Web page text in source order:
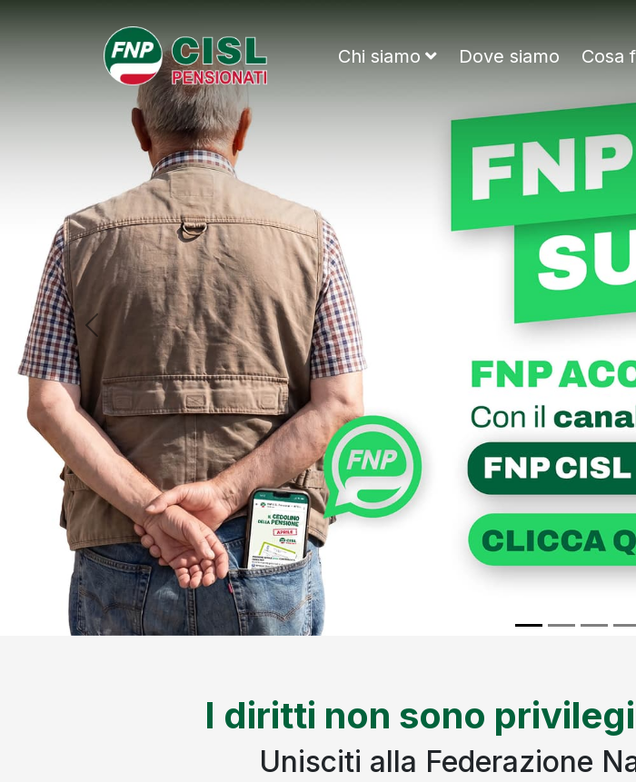
Chi siamo Dove siamo Cosa
Previous
I diritti non sono
Unisciti alla Federazione